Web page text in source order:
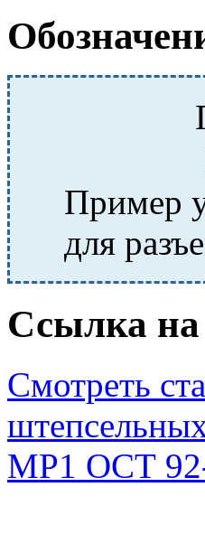
Пример
для
Ссылка на
Смотреть
МР1 ОСТ